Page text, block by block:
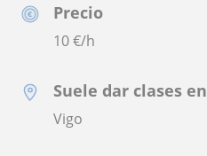
Precio
10€/h
Suele dar clases en
Vigo